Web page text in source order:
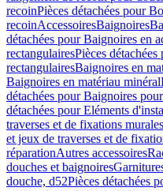
recoinPièces détachées pour
recoinAccessoiresBaignoires
détachées pour Baignoires en
rectangulairesPièces
rectangulairesBaignoires en
Baignoires en matériau minéral
détachées pour Baignoires
détachées pour Eléments
traverses et de fixations murales
et jeux de traverses et de
réparationAutres accessoires
douches et baignoires
douche, d52Pièces détachées